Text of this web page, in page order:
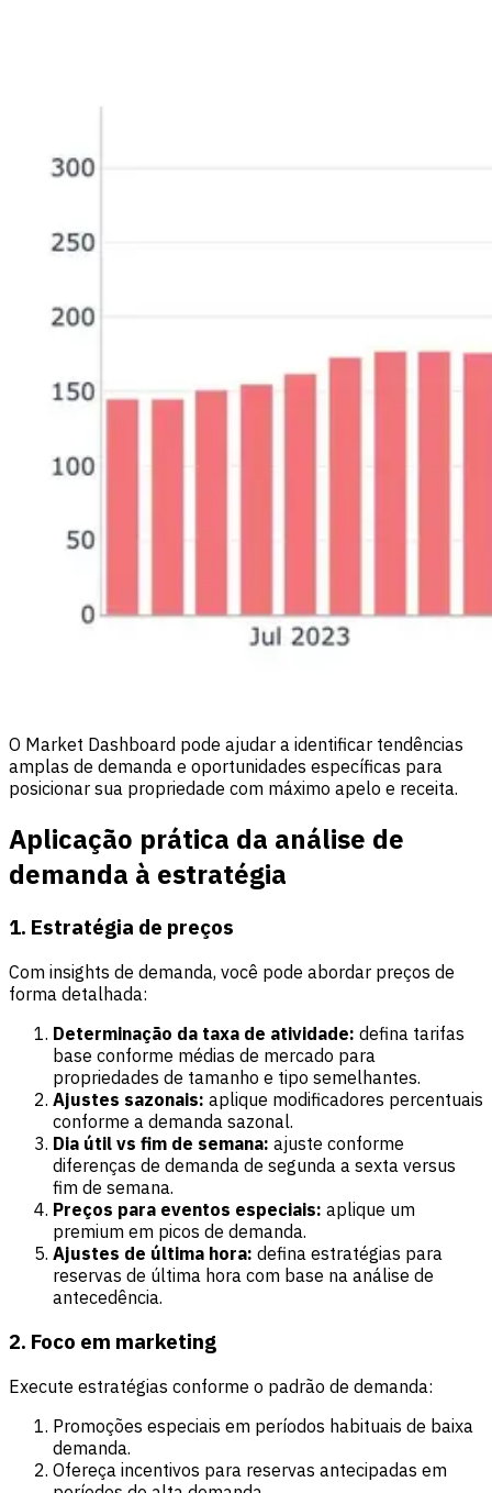
O Market Dashboard pode ajudar a identificar tendências
amplas de demanda e oportunidades específicas para
posicionar sua propriedade com máximo apelo e receita.
Aplicação prática da análise de
demanda à estratégia
1. Estratégia de preços
Com insights de demanda, você pode abordar preços de
forma detalhada:
Determinação da taxa de atividade: defina tarifas
base conforme médias de mercado para
propriedades de tamanho e tipo semelhantes.
Ajustes sazonais: aplique modificadores percentuais
conforme a demanda sazonal.
Dia útil vs fim de semana: ajuste conforme
diferenças de demanda de segunda a sexta versus
fim de semana.
Preços para eventos especiais: aplique um
premium em picos de demanda.
Ajustes de última hora: defina estratégias para
reservas de última hora com base na análise de
antecedência.
2. Foco em marketing
Execute estratégias conforme o padrão de demanda:
Promoções especiais em períodos habituais de baixa
demanda.
Ofereça incentivos para reservas antecipadas em